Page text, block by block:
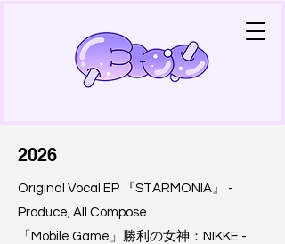
2026
Original Vocal EP 『STARMONIA』 -
Produce, All Compose
「Mobile Game」勝利の女神：NIKKE -